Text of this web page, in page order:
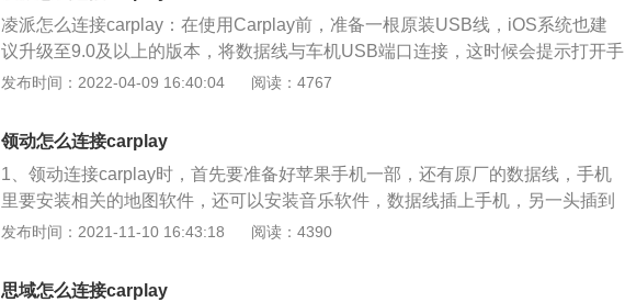
凌派怎么连接carplay：在使用Carplay前，准备一根原装USB线，iOS系统也建
议升级至9.0及以上的版本，将数据线与车机USB端口连接，这时候会提示打开手
机中的siri，接着车机会自动启动Carplay。如果车主希望凌派连接carplay，那么
不少的，但是如果车主可以非常了解并且完全掌握所有更换的技巧，那么也可以
非常迅速轻松的完成这个操作。只要连接成功了，那么就可以给车主带来很多的
好处，例如：车主在汽车上可以直接访问手机上的联系人、邮件、通知、地图导
航以及音乐播放等，即便车主正在驾驶汽车，但是依旧可以听到一些非常喜爱的
音乐，有利于缓解车主的疲劳。
发布时间：2022-04-09 16:40:04 阅读：4767
领动怎么连接carplay
1、领动连接carplay时，首先要准备好苹果手机一部，还有原厂的数据线，手机
里要安装相关的地图软件，还可以安装音乐软件，数据线插上手机，另一头插到
挡把前面的USB接口上，如果不能显示，就可以换一根数据线重新试一下。连好
接成功后，在中控屏幕上看到的软件图标和软件排版位置，拖动软件进行排序。
发布时间：2021-11-10 16:43:18 阅读：4390
思域怎么连接carplay